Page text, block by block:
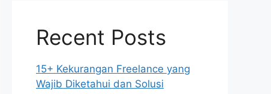
Recent Posts
15+ Kekurangan Freelance yang
Wajib Diketahui dan Solusi